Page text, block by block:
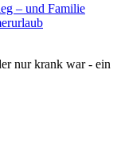
– und Familie
nur krank war - ein